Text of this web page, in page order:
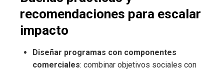
recomendaciones para escalar
impacto
Diseñar programas con componentes
comerciales: combinar objetivos sociales con